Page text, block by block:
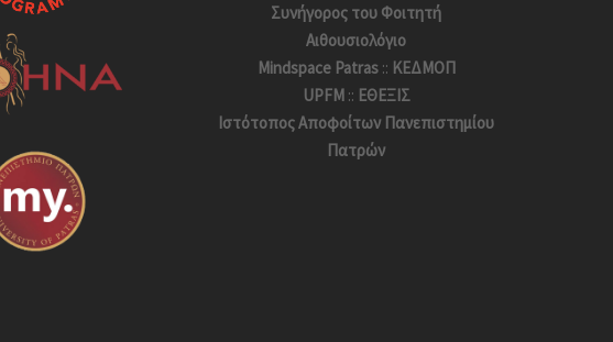
Συνήγορος του Φοιτητή
Αιθουσιολόγιο
Mindspace Patras:: ΚΕΔΜΟΠ
UPFM:: ΕΘΕΞΙΣ
Ιστότοπος Αποφoίτων Πανεπιστημίου
Πατρών